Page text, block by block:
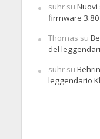
suhrsu Nuovi
firmware 3.80
Thomas su
del
suhrsu
leggendario